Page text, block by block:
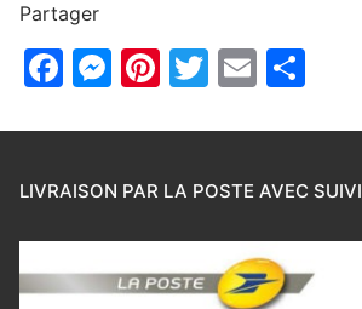
Partager
Facebook
Messenger
Pinterest
Twitter
Email
LIVRAISON PAR LA POSTE AVEC SUIVI